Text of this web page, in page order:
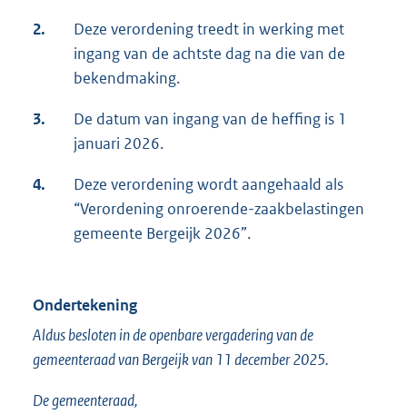
2.
Deze verordening treedt in werking met
ingang van de achtste dag na die van de
bekendmaking.
3.
De datum van ingang van de heffing is 1
januari 2026.
4.
Deze verordening wordt aangehaald als
“Verordening onroerende-zaakbelastingen
gemeente Bergeijk 2026”.
Ondertekening
Aldus besloten in de openbare vergadering van de
gemeenteraad van Bergeijk van 11 december 2025.
De gemeenteraad,